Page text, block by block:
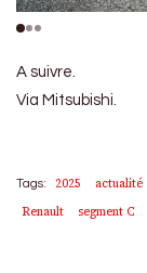
A suivre.
Via Mitsubishi.
Tags: 2025 actualité
Renault
segment C